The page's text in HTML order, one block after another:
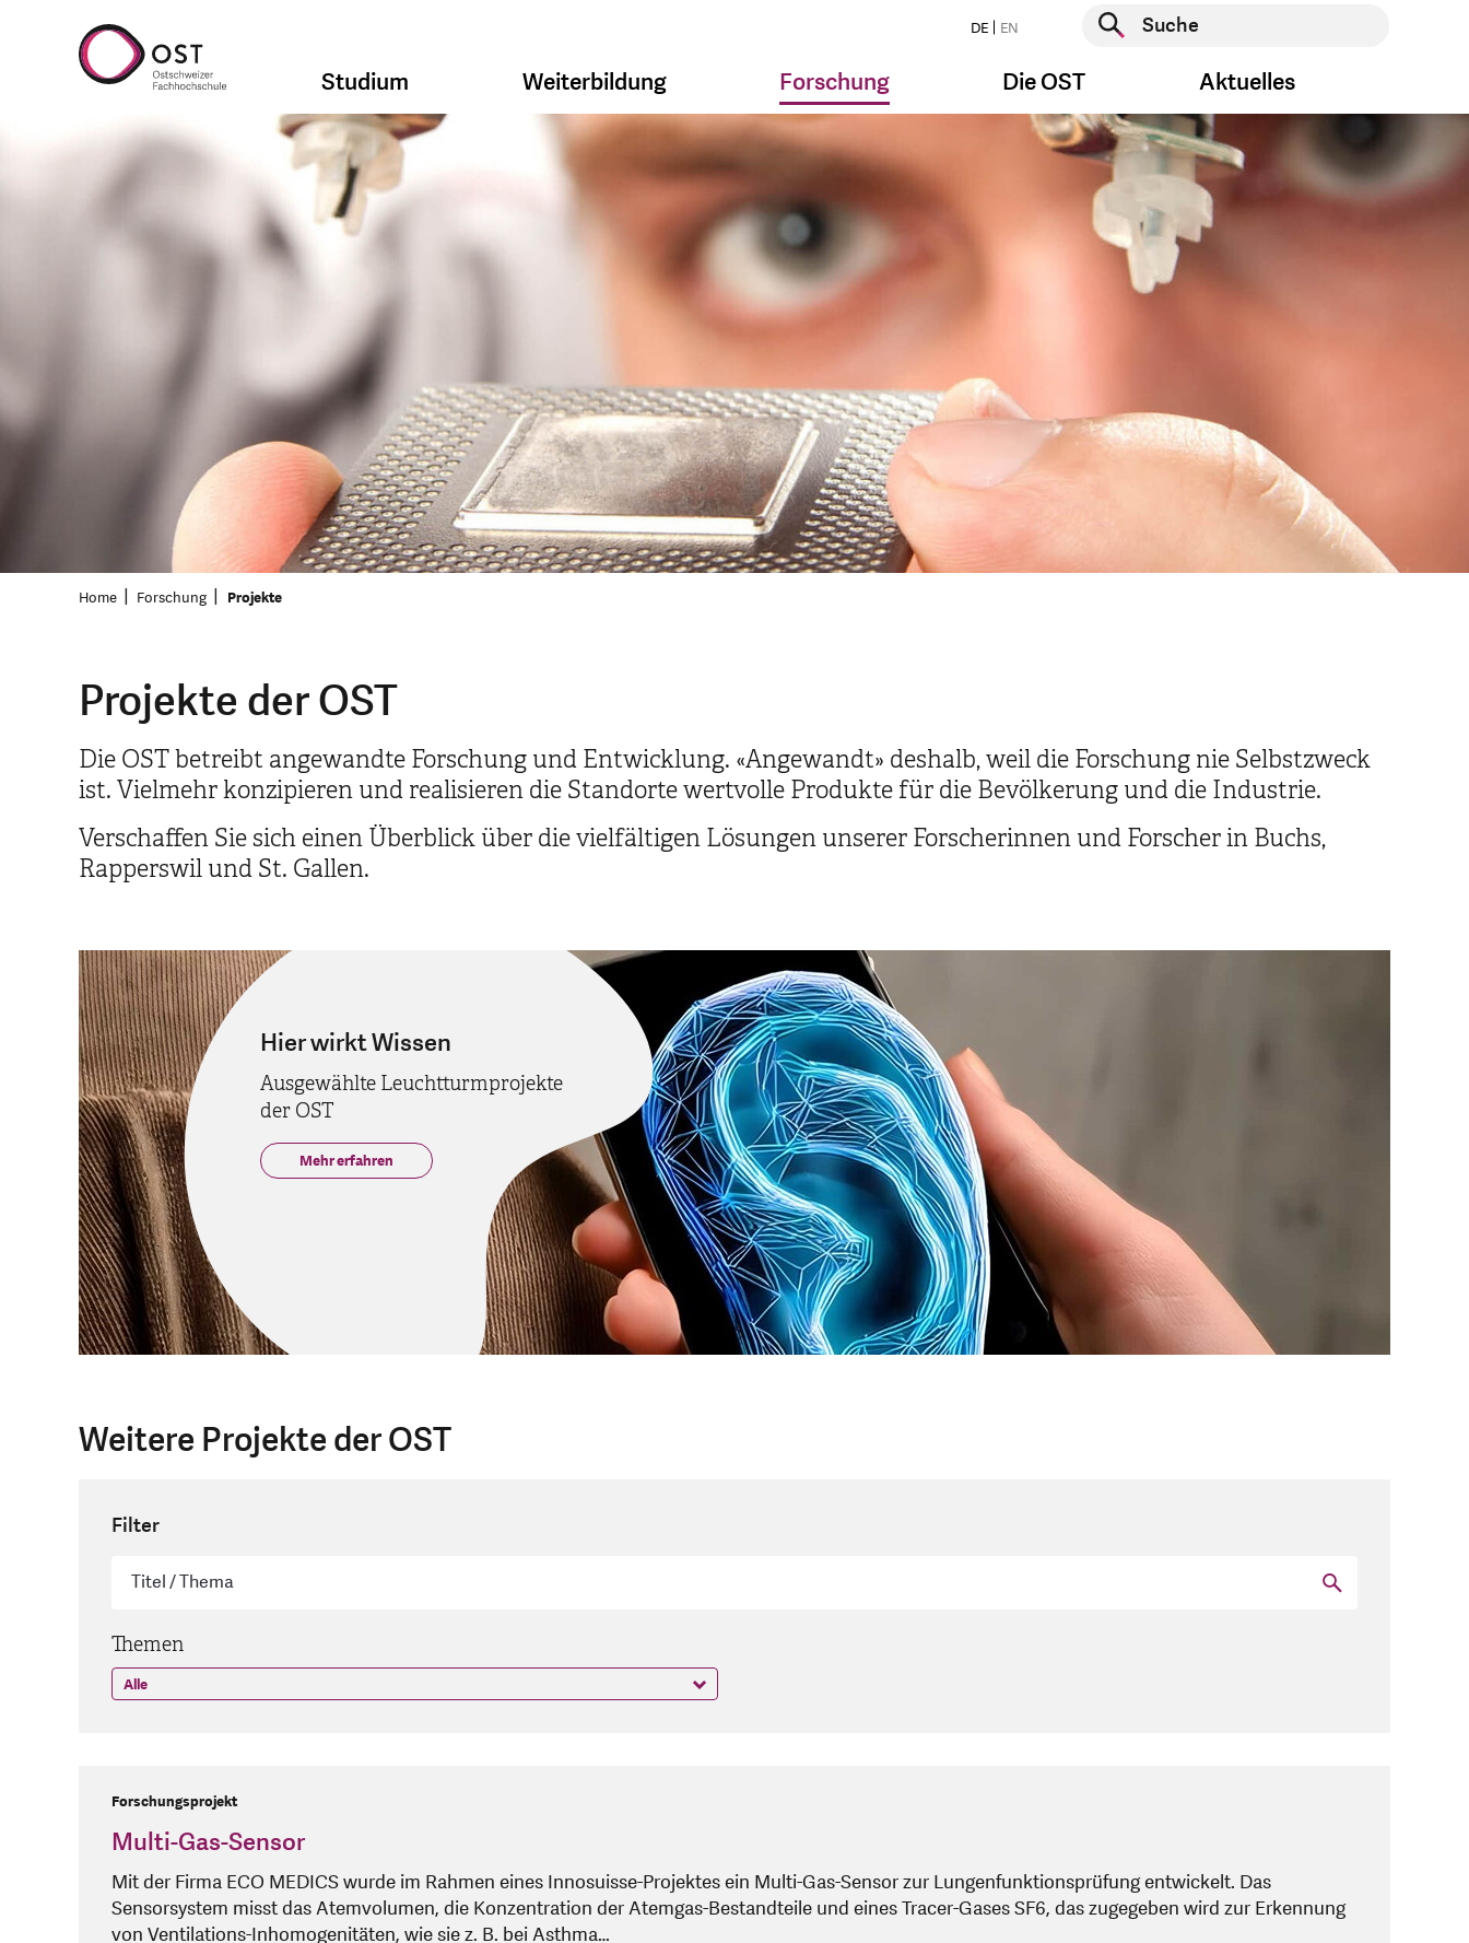
DE EN
Suche starten
Studium Weiterbildung Forschung Die OST Aktuelles
Home Forschung Projekte
Projekte der OST
Die OST betreibt angewandte Forschung und Entwicklung. «Angewandt» deshalb, weil die Forschung nie Selbstzweck
ist. Vielmehr konzipieren und realisieren die Standorte wertvolle Produkte für die Bevölkerung und die Industrie.
Verschaffen Sie sich einen Überblick über die vielfältigen Lösungen unserer Forscherinnen und Forscher in Buchs,
Rapperswil und St. Gallen.
Hier wirkt Wissen
Ausgewählte Leuchtturmprojekte
der OST
Mehr erfahren
Weitere Projekte der OST
Filter
Themen
Forschungsprojekt
Multi-Gas-Sensor
Mit der Firma ECO MEDICS wurde im Rahmen eines Innosuisse-Projektes ein Multi-Gas-Sensor zur Lungenfunktionsprüfung entwickelt. Das
Sensorsystem misst das Atemvolumen, die Konzentration der Atemgas-Bestandteile und eines Tracer-Gases SF6, das zugegeben wird zur Erkennung
von Ventilations-Inhomogenitäten, wie sie z. B. bei Asthma…